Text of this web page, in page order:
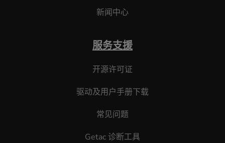
新闻中心
服务支援
开源许可证
驱动及用户手册下载
常见问题
Getac 诊断工具